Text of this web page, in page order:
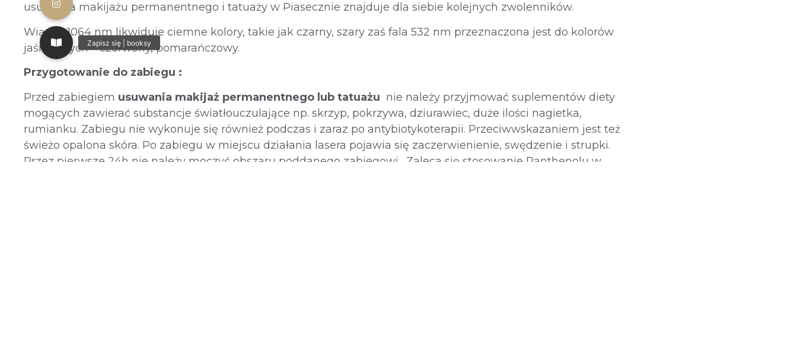
usuwania makijażu permanentnego i tatuaży w Piasecznie znajduje dla siebie kolejnych zwolenników.
Wiązka 1064 nm likwiduje ciemne kolory, takie jak czarny, szary zaś fala 532 nm przeznaczona jest do kolorów
jaśniejszych – czerwony, pomarańczowy.
Przygotowanie do zabiegu :
Przed zabiegiem usuwania makijaż permanentnego lub tatuażu nie należy przyjmować suplementów diety
mogących zawierać substancje światłouczulające np. skrzyp, pokrzywa, dziurawiec, duże ilości nagietka,
rumianku. Zabiegu nie wykonuje się również podczas i zaraz po antybiotykoterapii. Przeciwwskazaniem jest też
świeżo opalona skóra. Po zabiegu w miejscu działania lasera pojawia się zaczerwienienie, swędzenie i strupki.
Przez pierwsze 24h nie należy moczyć obszaru poddanego zabiegowi. Zaleca się stosowanie Panthenolu w